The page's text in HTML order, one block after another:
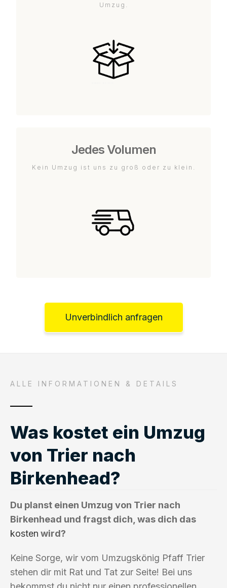
Umzug.
Jedes Volumen
Kein Umzug ist uns zu groß oder zu klein.
Unverbindlich anfragen
ALLE INFORMATIONEN & DETAILS
Was kostet ein Umzug
von Trier nach
Birkenhead?
Du planst einen Umzug von Trier nach
Birkenhead und fragst dich, was dich das
kosten wird?
Keine Sorge, wir vom Umzugskönig Pfaff Trier
stehen dir mit Rat und Tat zur Seite! Bei uns